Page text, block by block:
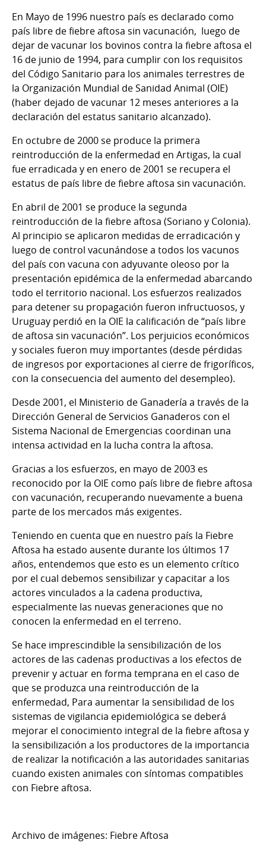
En Mayo de 1996 nuestro país es declarado como
país libre de fiebre aftosa sin vacunación, luego de
dejar de vacunar los bovinos contra la fiebre aftosa el
16 de junio de 1994, para cumplir con los requisitos
del Código Sanitario para los animales terrestres de
la Organización Mundial de Sanidad Animal (OIE)
(haber dejado de vacunar 12 meses anteriores a la
declaración del estatus sanitario alcanzado).
En octubre de 2000 se produce la primera
reintroducción de la enfermedad en Artigas, la cual
fue erradicada y en enero de 2001 se recupera el
estatus de país libre de fiebre aftosa sin vacunación.
En abril de 2001 se produce la segunda
reintroducción de la fiebre aftosa (Soriano y Colonia).
Al principio se aplicaron medidas de erradicación y
luego de control vacunándose a todos los vacunos
del país con vacuna con adyuvante oleoso por la
presentación epidémica de la enfermedad abarcando
todo el territorio nacional. Los esfuerzos realizados
para detener su propagación fueron infructuosos, y
Uruguay perdió en la OIE la calificación de “país libre
de aftosa sin vacunación”. Los perjuicios económicos
y sociales fueron muy importantes (desde pérdidas
de ingresos por exportaciones al cierre de frigoríficos,
con la consecuencia del aumento del desempleo).
Desde 2001, el Ministerio de Ganadería a través de la
Dirección General de Servicios Ganaderos con el
Sistema Nacional de Emergencias coordinan una
intensa actividad en la lucha contra la aftosa.
Gracias a los esfuerzos, en mayo de 2003 es
reconocido por la OIE como país libre de fiebre aftosa
con vacunación, recuperando nuevamente a buena
parte de los mercados más exigentes.
Teniendo en cuenta que en nuestro país la Fiebre
Aftosa ha estado ausente durante los últimos 17
años, entendemos que esto es un elemento crítico
por el cual debemos sensibilizar y capacitar a los
actores vinculados a la cadena productiva,
especialmente las nuevas generaciones que no
conocen la enfermedad en el terreno.
Se hace imprescindible la sensibilización de los
actores de las cadenas productivas a los efectos de
prevenir y actuar en forma temprana en el caso de
que se produzca una reintroducción de la
enfermedad, Para aumentar la sensibilidad de los
sistemas de vigilancia epidemiológica se deberá
mejorar el conocimiento integral de la fiebre aftosa y
la sensibilización a los productores de la importancia
de realizar la notificación a las autoridades sanitarias
cuando existen animales con síntomas compatibles
con Fiebre aftosa.
Archivo de imágenes: Fiebre Aftosa